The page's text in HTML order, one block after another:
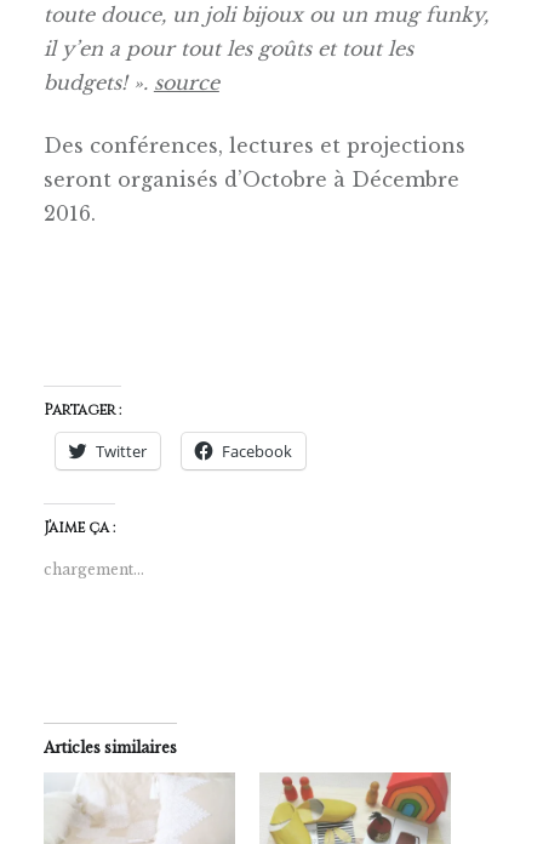
toute douce, un joli bijoux ou un mug funky,
il y’en a pour tout les goûts et tout les
budgets! ». source
Des conférences, lectures et projections
seront organisés d’Octobre à Décembre
2016.
Partager :
Twitter Facebook
J’aime ça :
chargement…
Articles similaires